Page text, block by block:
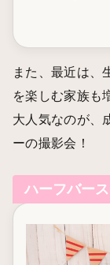
また、最近は、
を楽しむ家族も
大人気なのが、
ーの撮影会！
ハーフバー